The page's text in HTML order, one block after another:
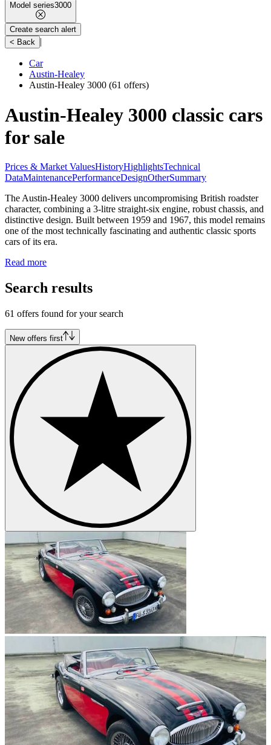
Model series3000
Create search alert
< Back |
Car
Austin-Healey
Austin-Healey 3000 (61 offers)
Austin-Healey 3000 classic cars
for sale
Prices & Market ValuesHistoryHighlightsTechnical
DataMaintenancePerformanceDesignOtherSummary
The Austin-Healey 3000 delivers uncompromising British roadster
character, combining a 3-litre straight-six engine, robust chassis, and
distinctive design. Built between 1959 and 1967, this model remains
one of the most technically fascinating and authentic classic sports
cars of its era.
Read more
Search results
61 offers found for your search
New offers first